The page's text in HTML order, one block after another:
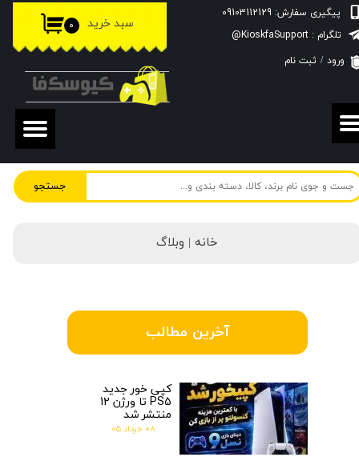
جستجو
پیگیری سفارش: 09103112129
۰ سبد خرید
ورود / ثبت نام
حساب کاربری من
تغییر گذر واژه
سفارشات
خروج از حساب کاربری
تلگرام : KioskfaSupport@
خانه | وبلاگ
آخرین مطالب
کپی خور جدید
PS5 تا ورژن 12
منتشر شد
۰۸ خرداد ۰۵